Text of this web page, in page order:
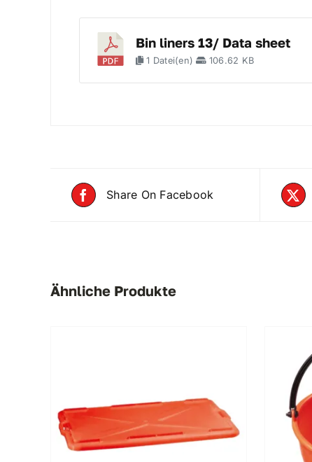
Bin liners 13/ Data sheet
1 Datei(en) 106.62 KB
Share On Facebook
Ähnliche Produkte